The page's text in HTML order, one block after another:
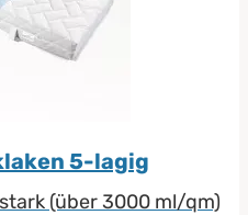
5-lagig
(über 3000 ml/qm)